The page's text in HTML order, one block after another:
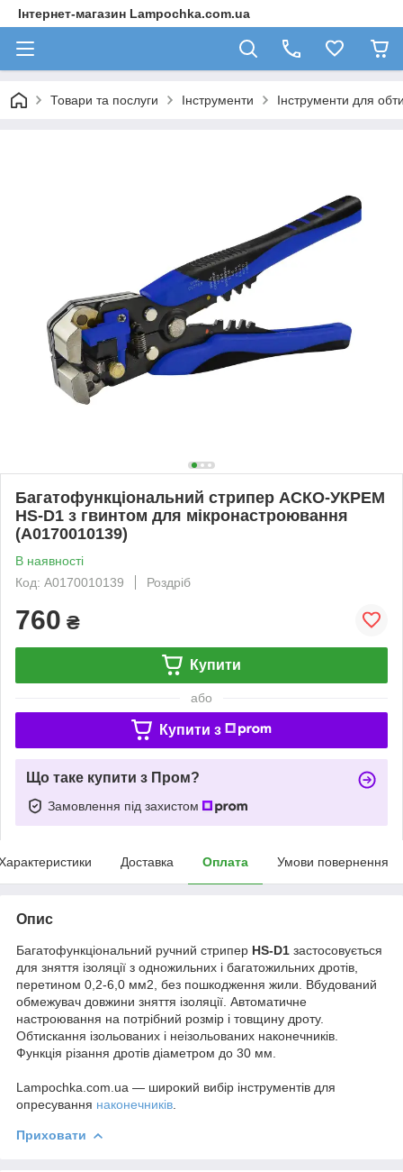
Інтернет-магазин Lampochka.com.ua
Товари та послуги Інструменти Інструменти для
Багатофункціональний стрипер АСКО-УКРЕМ
HS-D1 з гвинтом для мікронастроювання
(A0170010139)
В наявності
Код: A0170010139
Роздріб
760 ₴
Купити
або
Купити з
Що таке купити з Пром?
Замовлення під захистом
Доставка Оплата Умови повернення
Опис
Багатофункціональний ручний стрипер HS-D1 застосовується
для зняття ізоляції з одножильних і багатожильних дротів,
перетином 0,2-6,0 мм2, без пошкодження жили. Вбудований
обмежувач довжини зняття ізоляції. Автоматичне
настроювання на потрібний розмір і товщину дроту.
Обтискання ізольованих і неізольованих наконечників.
Функція різання дротів діаметром до 30 мм.
Lampochka.com.ua — широкий вибір інструментів для
опресування наконечників
Приховати